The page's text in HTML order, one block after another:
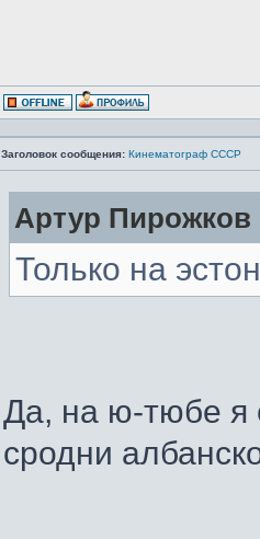
Заголовок сообщения: Кинематограф СССР
Артур Пирожков
Только на
Да, на ю-тюбе я
сродни